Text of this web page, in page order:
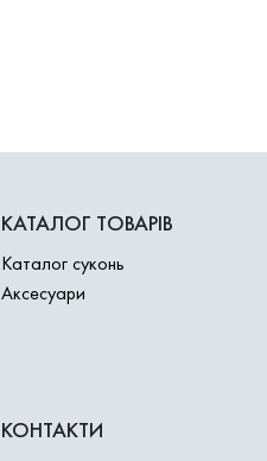
КАТАЛОГ ТОВАРІВ
Каталог суконь
Аксесуари
КОНТАКТИ